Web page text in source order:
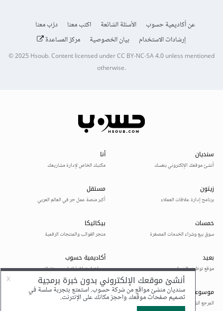
عن أكاديمية حسوب الأسئلة الشائعة اكتب معنا
درّب معنا
إرشادات الاستخدام
بيان الخصوصية مركز المساعدة
© 2025Hsoub.Content licensed underCC BY-NC-SA 4.0unless mentioned
otherwise.